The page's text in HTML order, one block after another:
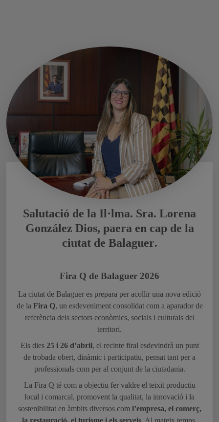
Salutació de la Il·lma. Sra. Lorena
González Dios, paera en cap de la
ciutat de Balaguer
Fira Q de Balaguer 2026
La ciutat de Balaguer es prepara per acollir una nova edició
de laFira Q , un esdeveniment consolidat com a aparador de
referència dels sectors econòmics, socials i culturals del
Els dies25 i 26 d’abril, el recinte firal esdevindrà un punt
de trobada obert, dinàmic i participatiu, pensat tant per a
La Fira Q té com a objectiu fer valdre el teixit productiu
local i comarcal, promovent la qualitat, la innovació i la
sostenibilitat en àmbits diversos coml’empresa, el comerç,